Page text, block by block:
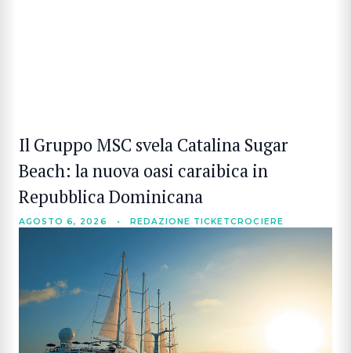
Il Gruppo MSC svela Catalina Sugar
Beach: la nuova oasi caraibica in
Repubblica Dominicana
AGOSTO 6, 2026 • REDAZIONE TICKETCROCIERE